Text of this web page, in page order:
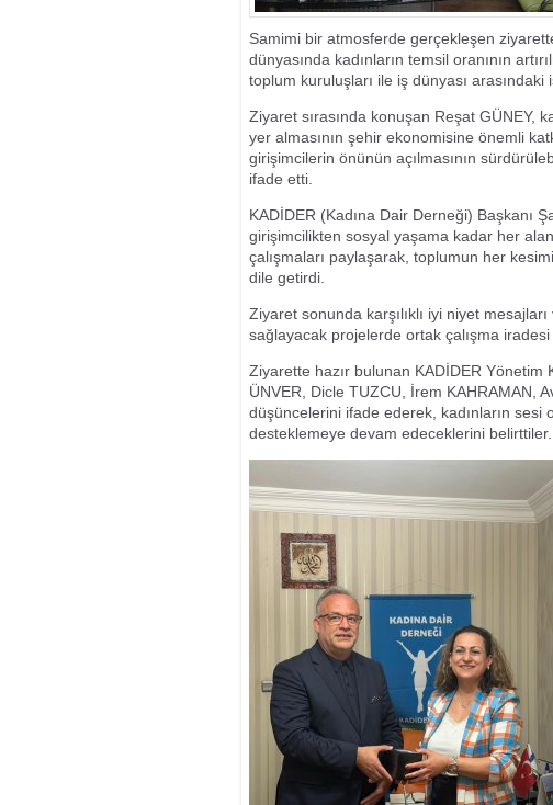
Samimi bir atmosferde gerçekleşen
dünyasında kadınların temsil oranının
toplum kuruluşları ile iş dünyası arasındaki
Ziyaret sırasında konuşan Reşat GÜNEY,
yer almasının şehir ekonomisine önemli
girişimcilerin önünün açılmasının
ifade etti.
KADİDER (Kadına Dair Derneği) Başkanı
girişimcilikten sosyal yaşama kadar her
çalışmaları paylaşarak, toplumun her
dile getirdi.
Ziyaret sonunda karşılıklı iyi niyet
sağlayacak projelerde ortak çalışma iradesi
Ziyarette hazır bulunan KADİDER
ÜNVER, Dicle TUZCU, İrem KAHRAMAN,
düşüncelerini ifade ederek, kadınların sesi
desteklemeye devam edeceklerini belirttiler.